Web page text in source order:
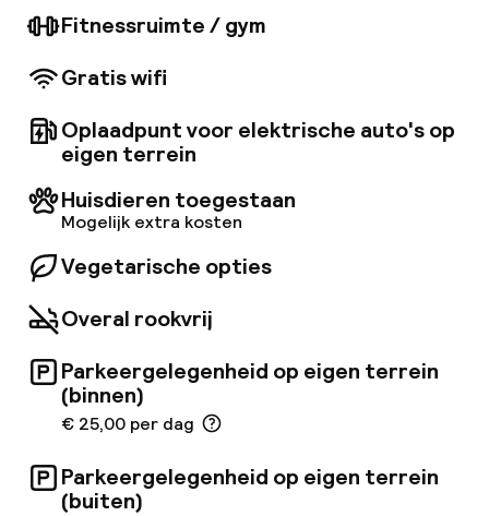
zwembad, is Mama Shelter Roma de perfecte
Fitnessruimte / gym
Gratis wifi
Oplaadpunt voor elektrische auto's op
eigen terrein
Huisdieren toegestaan
Mogelijk extra kosten
Vegetarische opties
Overal rookvrij
Parkeergelegenheid op eigen terrein
(binnen)
€ 25,00 per dag
Parkeergelegenheid op eigen terrein
(buiten)